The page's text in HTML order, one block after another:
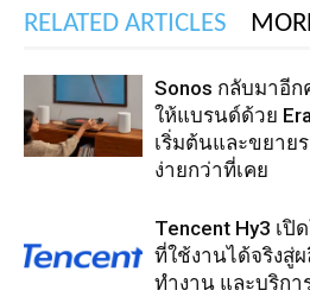
RELATED ARTICLES
Sonos กลับมาอีก
ให้แบรนด์ด้วย
เริ่มต้นและขยาย
ง่ายกว่าที่เคย
Tencent Hy3 เปิ
ที่ใช้งานได้จริงสู่
ทำงาน และบริกา